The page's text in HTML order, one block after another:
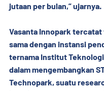
jutaan per bulan,” ujarnya.
Vasanta Innopark
sama dengan instansi
ternama Institut
dalam mengembangkan
Technopark, suatu